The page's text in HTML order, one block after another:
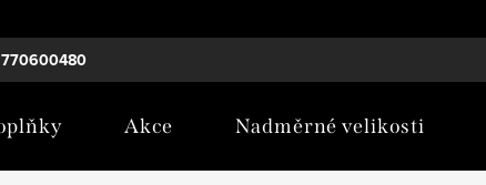
770600480
Blog
Akce Nadměrné velikosti